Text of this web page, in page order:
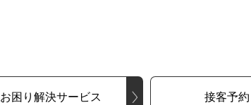
お困り解決サービス 接客予約